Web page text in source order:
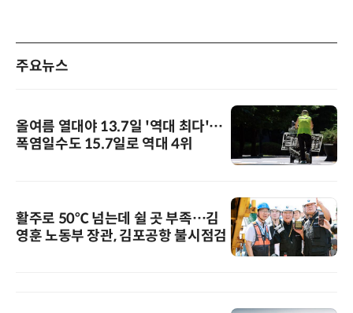
주요뉴스
올여름 열대야 13.7일 '역대 최다'…
폭염일수도 15.7일로 역대 4위
활주로 50℃ 넘는데 쉴 곳 부족…김
영훈 노동부 장관, 김포공항 불시점검